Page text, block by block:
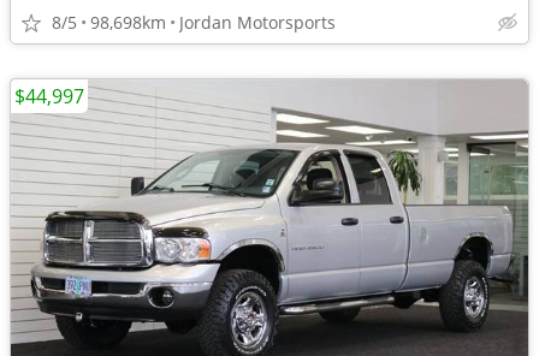
8/5 98,698km Jordan Motorsports
$44,997